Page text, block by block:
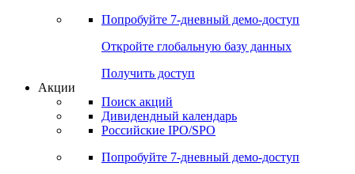
Попробуйте 7-дневный демо-доступ
Откройте глобальную базу данных
Получить доступ
Акции
Поиск акций
Дивидендный календарь
Российские IPO/SPO
Попробуйте 7-дневный демо-доступ